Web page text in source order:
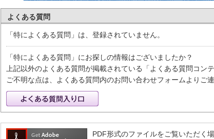
よくある質問
「特によくある質問」は、登録されていません。
「特によくある質問」にお探しの情報はございましたか？
上記以外のよくある質問が掲載されている「よくある質問コン
ご不明な点は、よくある質問内のお問い合わせフォームよりご連
PDF形式のファイルをご覧いただく